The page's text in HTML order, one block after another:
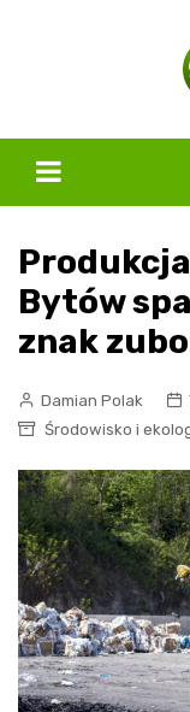
Bytów
znak
Damian Polak
Środowisko i